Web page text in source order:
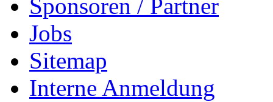
Sponsoren / Partner
Jobs
Sitemap
Interne Anmeldung